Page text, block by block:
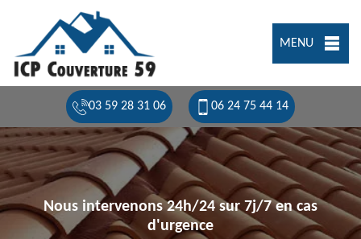
MENU
03 59 28 31 06 06 24 75 44 14
Nous intervenons 24h/24 sur 7j/7 en cas
d'urgence